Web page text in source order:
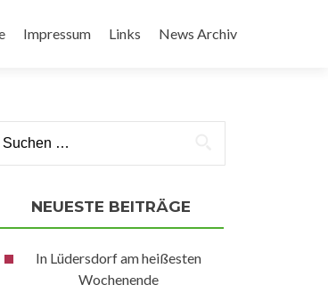
Impressum Links News Archiv
nach:
NEUESTE BEITRÄGE
In Lüdersdorf am heißesten
Wochenende